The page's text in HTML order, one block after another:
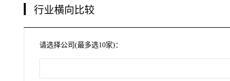
行业横向比较
请选择公司(最多选10家)：